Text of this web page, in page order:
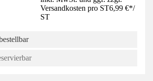
Versandkosten pro ST6,99 €*/
ST